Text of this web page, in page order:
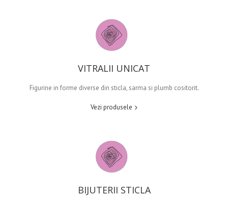
VITRALII UNICAT
Figurine in forme diverse din sticla, sarma si plumb cositorit.
Vezi produsele
BIJUTERII STICLA